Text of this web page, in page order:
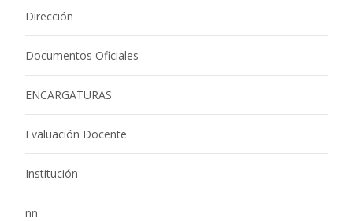
Dirección
Documentos Oficiales
ENCARGATURAS
Evaluación Docente
Institución
nn